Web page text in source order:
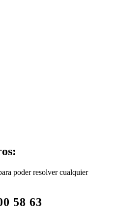
poder resolver cualquier
58 63